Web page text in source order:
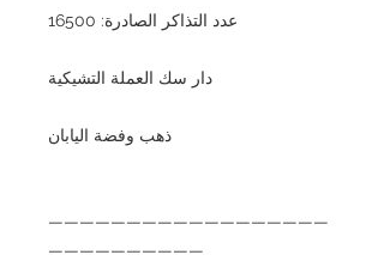
عدد التذاكر الصادرة: 16500
دار سك العملة التشيكية
ذهب وفضة اليابان
——————————————————
——————————